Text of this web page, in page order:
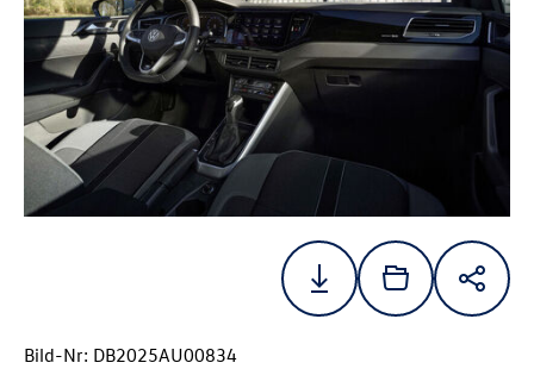
Bild-Nr: DB2025AU00834